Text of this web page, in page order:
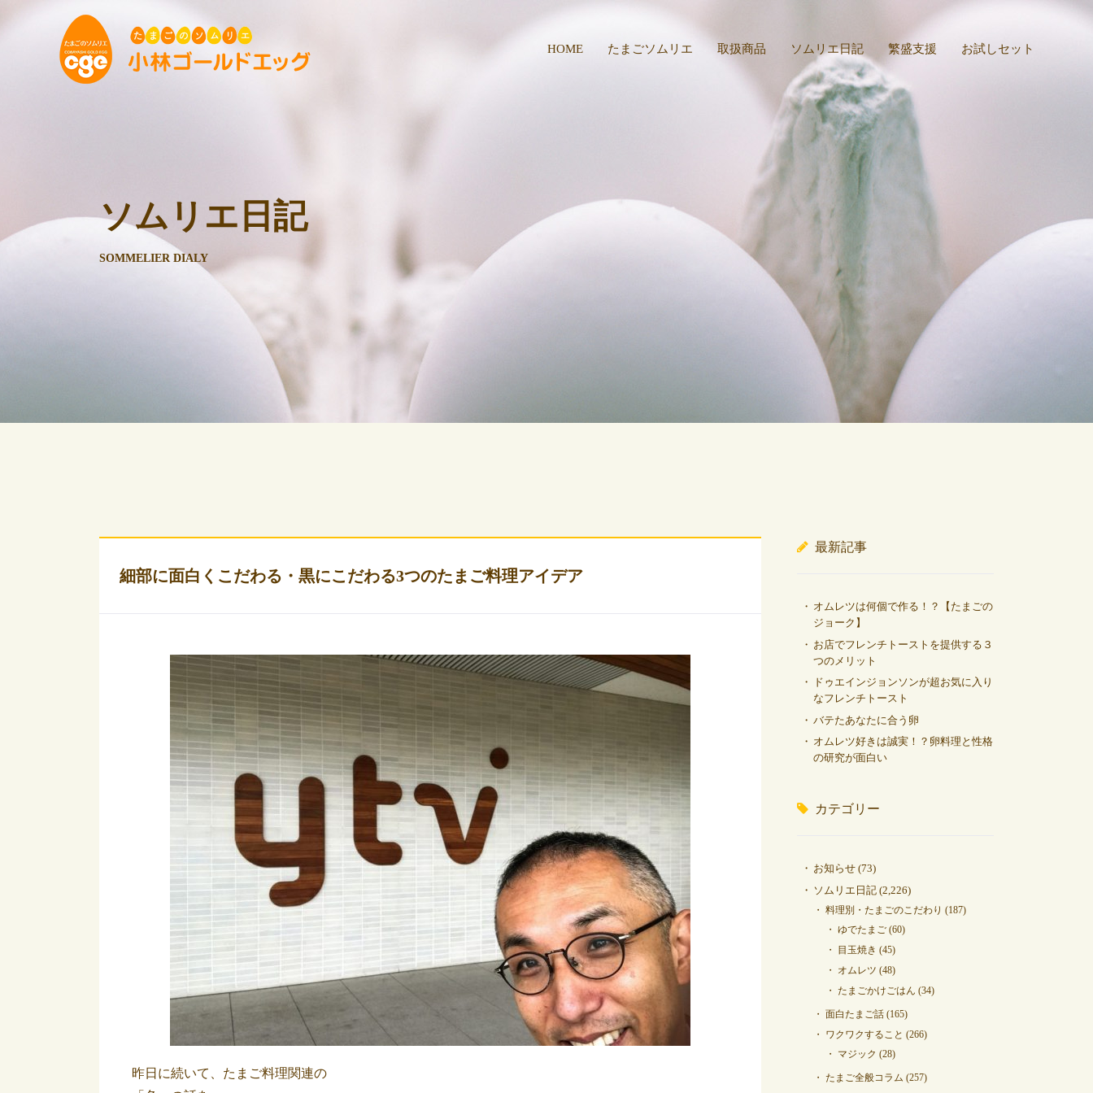
HOME たまごソムリエ 取扱商品 ソムリエ日記 繁盛支援 お試しセット
ソムリエ日記
SOMMELIER DIALY
細部に面白くこだわる・黒にこだわる3つのたまご料理アイデア
昨日に続いて、たまご料理関連の
最新記事
オムレツは何個で作る！？【たまごの
ジョーク】
お店でフレンチトーストを提供する３
つのメリット
ドゥエインジョンソンが超お気に入り
なフレンチトースト
バテたあなたに合う卵
オムレツ好きは誠実！？卵料理と性格
の研究が面白い
カテゴリー
お知らせ (73)
ソムリエ日記 (2,226)
料理別・たまごのこだわり (187)
ゆでたまご (60)
目玉焼き (45)
オムレツ (48)
たまごかけごはん (34)
面白たまご話 (165)
ワクワクすること (266)
マジック (28)
たまご全般コラム (257)